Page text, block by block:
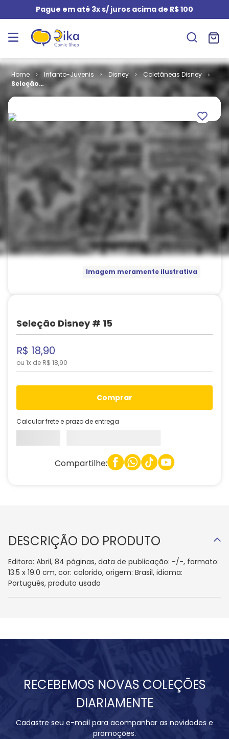
Pague em até 3x s/ juros acima de R$ 100
Infanto-Juvenis Disney
Coletâneas Disney
Seleção
Disney # 15
Imagem meramente ilustrativa
Seleção Disney # 15
R$ 18,90
ou 1x de R$ 18,90
comprar
Calcular frete e prazo de entrega
Compartilhe:
DESCRIÇÃO DO PRODUTO
Editora: Abril, 84 páginas, data de publicação: -/-, formato:
13.5 x 19.0 cm, cor: colorido, origem: Brasil, idioma:
Português, produto usado
RECEBEMOS NOVAS COLEÇÕES
DIARIAMENTE
Cadastre seu e-mail para acompanhar as novidades e
promoções.